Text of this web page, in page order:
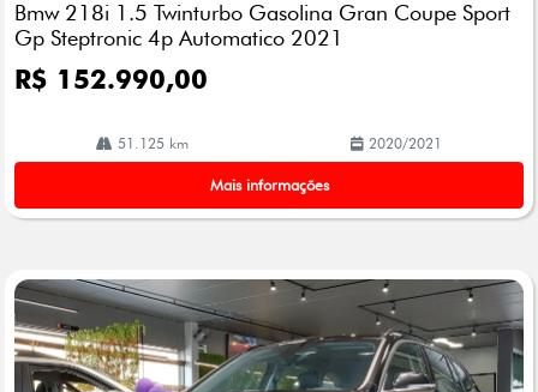
lhe
Bmw 218i 1.5 Twinturbo Gasolina Gran Coupe Sport
Gp Steptronic 4p Automatico 2021
R$ 152.990,00
51.125 km 2020/2021
Mais informações